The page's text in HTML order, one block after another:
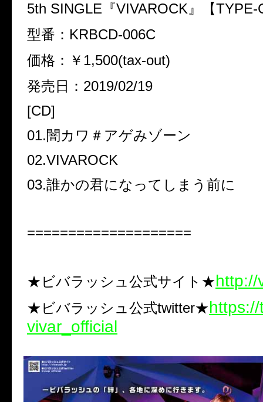
5th SINGLE『VIVAROCK』【TYPE-
型番：KRBCD-006C
価格：￥1,500(tax-out)
発売日：2019/02/19
[CD]
01.闇カワ＃アゲみゾーン
02.VIVAROCK
03.誰かの君になってしまう前に
====================
★ビバラッシュ公式サイト★http://
★ビバラッシュ公式twitter★
vivar_official